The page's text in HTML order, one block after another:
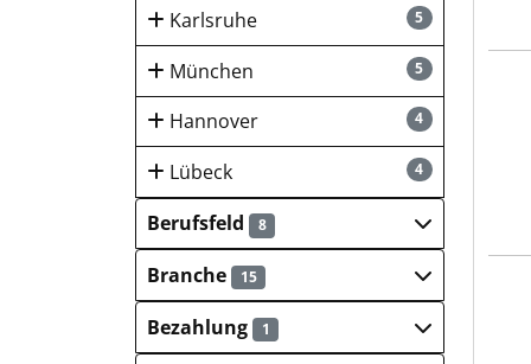
5
Karlsruhe
5
München
4
Hannover
4
Lübeck
Berufsfeld
8
Branche 15
Bezahlung 1